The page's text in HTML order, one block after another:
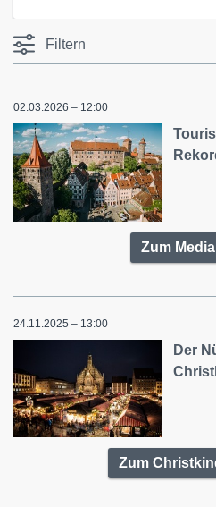
Filtern
02.03.2026 – 12:00
Zum
24.11.2025 – 13:00
Der
Zum